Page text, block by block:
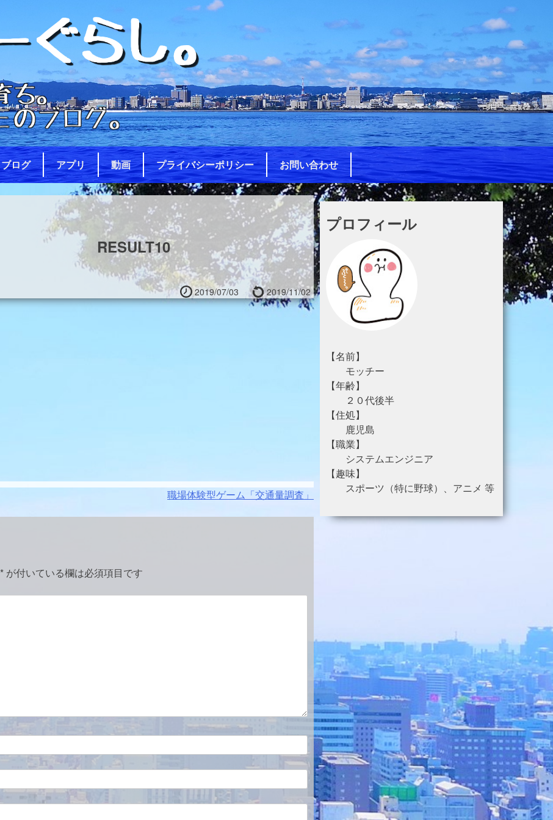
ブログ アプリ 動画 プライバシーポリシー お問い合わせ
RESULT10
2019/07/03 2019/11/02
職場体験型ゲーム「交通量調査」
* が付いている欄は必須項目です
プロフィール
【名前】
モッチー
【年齢】
２０代後半
【住処】
鹿児島
【職業】
システムエンジニア
【趣味】
スポーツ（特に野球）、アニメ 等